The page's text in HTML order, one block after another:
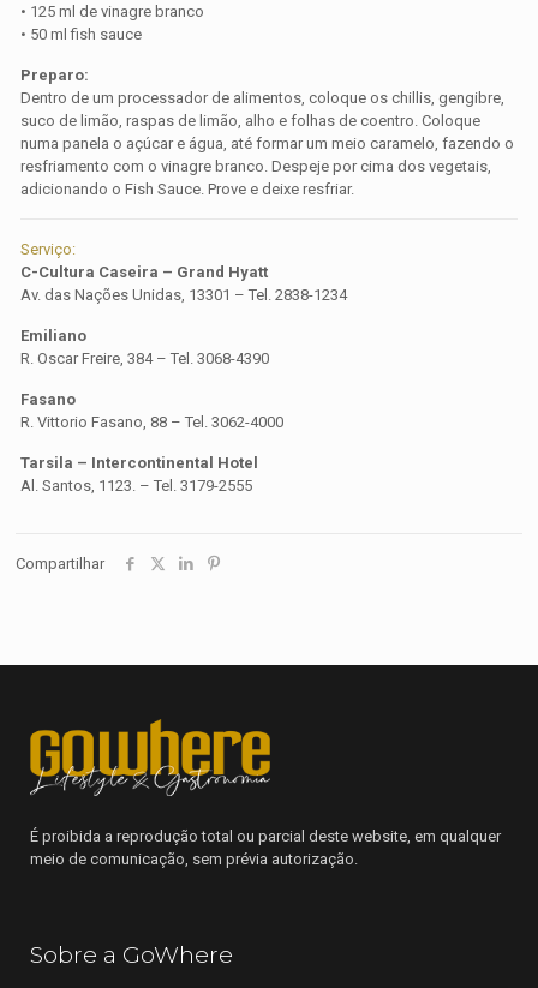
• 125 ml de vinagre branco
• 50 ml fish sauce
Preparo:
Dentro de um processador de alimentos, coloque os chillis, gengibre,
suco de limão, raspas de limão, alho e folhas de coentro. Coloque
numa panela o açúcar e água, até formar um meio caramelo, fazendo o
resfriamento com o vinagre branco. Despeje por cima dos vegetais,
adicionando o Fish Sauce. Prove e deixe resfriar.
Serviço:
C-Cultura Caseira – Grand Hyatt
Av. das Nações Unidas, 13301 – Tel. 2838-1234
Emiliano
R. Oscar Freire, 384 – Tel. 3068-4390
Fasano
R. Vittorio Fasano, 88 – Tel. 3062-4000
Tarsila – Intercontinental Hotel
Al. Santos, 1123. – Tel. 3179-2555
Compartilhar
É proibida a reprodução total ou parcial deste website, em qualquer
meio de comunicação, sem prévia autorização.
Sobre a GoWhere